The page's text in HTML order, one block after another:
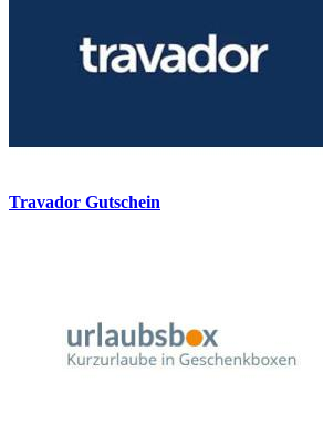
Travador Gutschein